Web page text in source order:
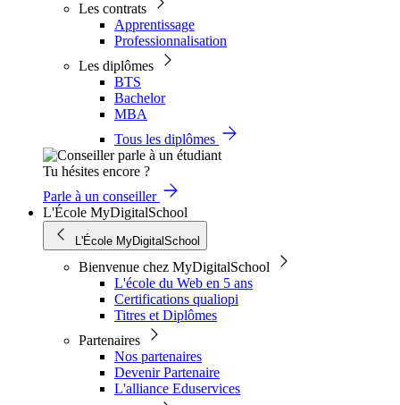
Les contrats
Apprentissage
Professionnalisation
Les diplômes
BTS
Bachelor
MBA
Tous les diplômes
Tu hésites encore ?
Parle à un conseiller
L'École MyDigitalSchool
L'École MyDigitalSchool
Bienvenue chez MyDigitalSchool
L'école du Web en 5 ans
Certifications qualiopi
Titres et Diplômes
Partenaires
Nos partenaires
Devenir Partenaire
L'alliance Eduservices